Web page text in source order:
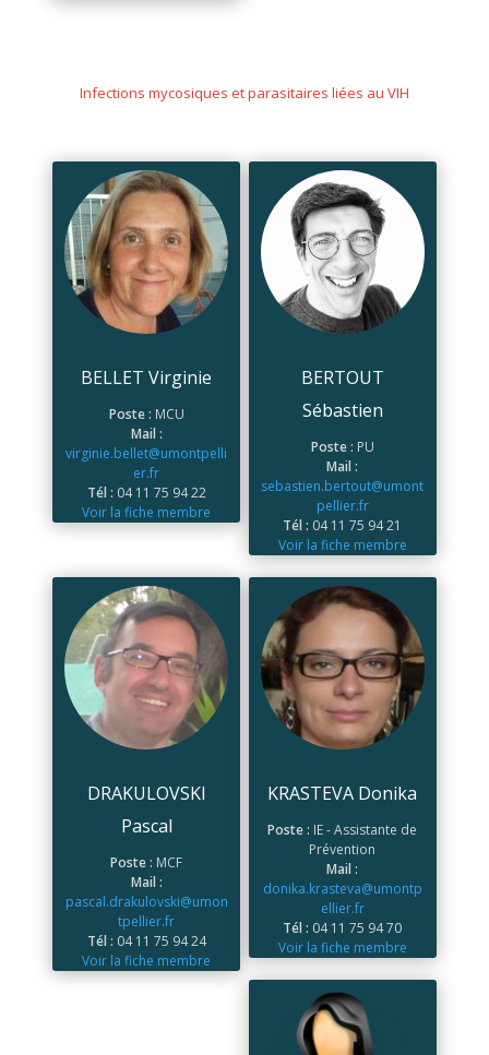
Infections mycosiques et parasitaires liées au VIH
BELLET Virginie
Poste : MCU
Mail :
virginie.bellet@umontpelli
er.fr
Tél : 04 11 75 94 22
Voir la fiche membre
BERTOUT
Sébastien
Poste : PU
Mail :
sebastien.bertout@umont
pellier.fr
Tél : 04 11 75 94 21
Voir la fiche membre
DRAKULOVSKI
Pascal
Poste : MCF
Mail :
pascal.drakulovski@umon
tpellier.fr
Tél : 04 11 75 94 24
Voir la fiche membre
KRASTEVA Donika
Poste : IE - Assistante de
Prévention
Mail :
donika.krasteva@umontp
ellier.fr
Tél : 04 11 75 94 70
Voir la fiche membre